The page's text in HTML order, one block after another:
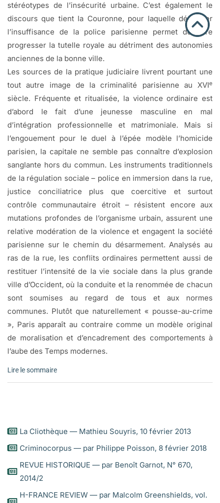
stéréotypes de l’insécurité urbaine. C’est également le
discours que tient la Couronne, pour laquelle dénoncer
l’insuffisance de la police parisienne permet de faire
progresser la tutelle royale au détriment des autonomies
anciennes de la bonne ville.
Les sources de la pratique judiciaire livrent pourtant une
tout autre image de la criminalité parisienne au XVIe
siècle. Fréquente et ritualisée, la violence ordinaire est
d’abord le fait d’une jeunesse masculine en mal
d’intégration professionnelle et matrimoniale. Mais si
l’engouement pour le duel à l’épée modèle l’homicide
parisien, la capitale ne semble pas connaître d’explosion
sanglante hors du commun. Les instruments traditionnels
de la régulation sociale – police en immersion dans la rue,
justice conciliatrice plus que coercitive et surtout
contrôle communautaire étroit – résistent encore aux
mutations profondes de l’organisme urbain, assurent une
relative modération de la violence et engagent la société
parisienne sur le chemin du désarmement. Analysés au
ras de la rue, les conflits ordinaires permettent aussi de
restituer l’intensité de la vie sociale dans la plus grande
ville d’Occident, où la conduite et la renommée de chacun
sont soumises au regard de tous et aux normes
communes. Plutôt que naturellement « pousse-au-crime
», Paris apparaît au contraire comme un modèle original
de moralisation et d’encadrement des comportements à
l’aube des Temps modernes.
Lire le sommaire
INTRODUCTION
Robert Muchembled
Une histoire de la criminalité
La Cliothèque — Mathieu Souyris, 10 février 2013
Criminocorpus — par Philippe Poisson, 8 février 2018
REVUE HISTORIQUE — par Benoît Garnot, N° 670,
2014/2
H-FRANCE REVIEW — par Malcolm Greenshields, vol.